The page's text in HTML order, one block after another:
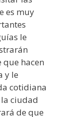
es muy
le
hacen
y le
cotidiana
ciudad
de que